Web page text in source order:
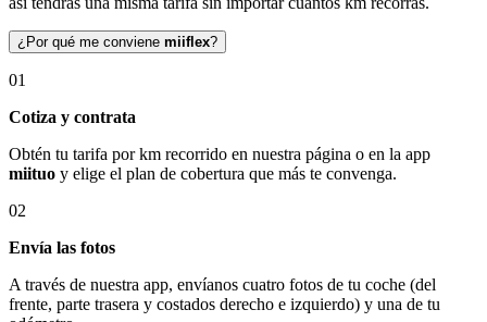
¿Por qué me conviene miiflex?
01
Cotiza y contrata
Obtén tu tarifa por km recorrido en nuestra página o en la app
miituo y elige el plan de cobertura que más te convenga.
02
Envía las fotos
A través de nuestra app, envíanos cuatro fotos de tu coche (del
frente, parte trasera y costados derecho e izquierdo) y una de tu